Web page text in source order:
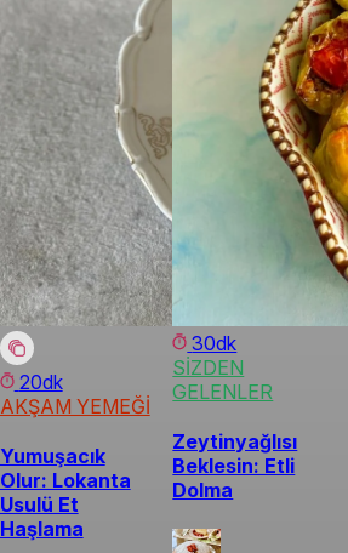
20dk
AKŞAM YEMEĞİ
Yumuşacık
Olur: Lokanta
Usulü Et
Haşlama
30dk
SİZDEN
GELENLER
Zeytinyağlısı
Beklesin: Etli
Dolma